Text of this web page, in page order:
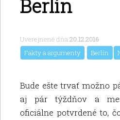
Berlín
Uverejnené dňa20.12.2016
Fakty a argumenty
Berlín
Bude ešte trvať možno
aj pár týždňov a
oficiálne potvrdené to,